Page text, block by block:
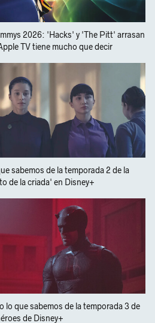
2026: 'Hacks' y 'The Pitt' arrasan
TV tiene mucho que decir
sabemos de la temporada 2 de la
de la criada' en Disney+
lo que sabemos de la temporada 3 de
de Disney+